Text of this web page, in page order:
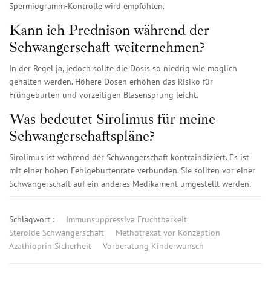
Spermiogramm-Kontrolle wird empfohlen.
Kann ich Prednison während der
Schwangerschaft weiternehmen?
In der Regel ja, jedoch sollte die Dosis so niedrig wie möglich
gehalten werden. Höhere Dosen erhöhen das Risiko für
Frühgeburten und vorzeitigen Blasensprung leicht.
Was bedeutet Sirolimus für meine
Schwangerschaftspläne?
Sirolimus ist während der Schwangerschaft kontraindiziert. Es ist
mit einer hohen Fehlgeburtenrate verbunden. Sie sollten vor einer
Schwangerschaft auf ein anderes Medikament umgestellt werden.
Schlagwort :
Immunsuppressiva Fruchtbarkeit
Steroide Schwangerschaft
Methotrexat vor Konzeption
Azathioprin Sicherheit
Vorberatung Kinderwunsch